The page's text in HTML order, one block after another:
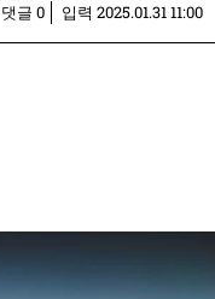
댓글 0 입력 2025.01.31 11:00